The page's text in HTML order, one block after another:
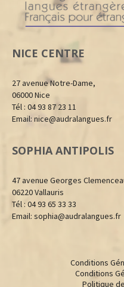
NICE CENTRE
27 avenue Notre-Dame,
06000 Nice
Tél : 04 93 87 23 11
Email: nice@audralangues.fr
SOPHIA ANTIPOLIS
47 avenue Georges
06220 Vallauris
Tél : 04 93 65 33 33
Email: sophia@audralangues.fr
Conditions
Conditions
Politique